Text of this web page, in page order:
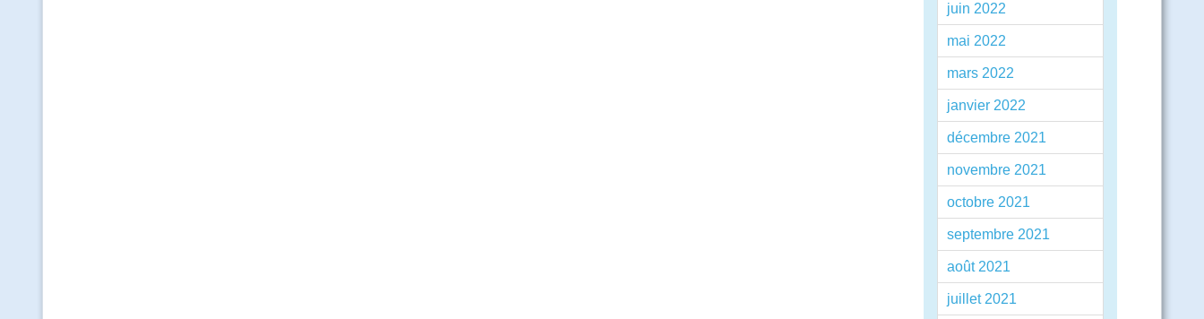
juin 2022
mai 2022
mars 2022
janvier 2022
décembre 2021
novembre 2021
octobre 2021
septembre 2021
août 2021
juillet 2021